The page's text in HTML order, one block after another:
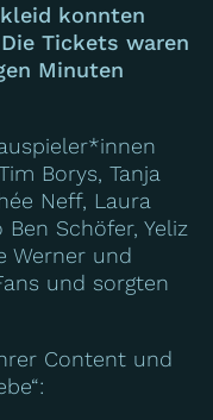
konnten
Tickets waren
Minuten
Borys, Tanja
Neff, Laura
Schöfer, Yeliz
Werner und
und sorgten
Content und